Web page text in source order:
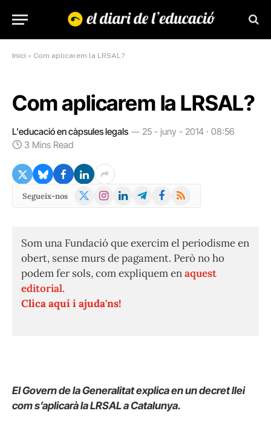
Inici » Com aplicarem la LRSAL?
Com aplicarem la LRSAL?
L'educació en càpsules legals
25 - juny - 2014 · 08:56
3 Mins Read
Segueix-nos
X
Instagram
LinkedInTelegramFacebook
RSS
Som una Fundació que exercim el periodisme en
obert, sense murs de pagament. Però no ho
podem fer sols, com expliquem enaquest
editorial.
Clica aquí i ajuda'ns!
El Govern de la Generalitat explica en un decret llei
com s’aplicarà la LRSAL a Catalunya.